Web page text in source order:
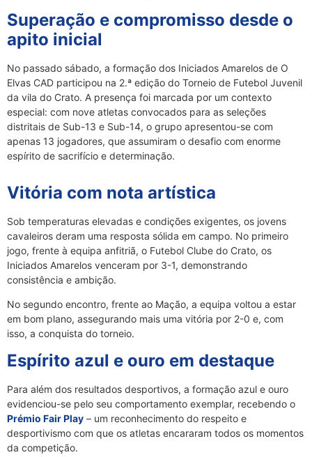
Superação e compromisso desde o
apito inicial
No passado sábado, a formação dos Iniciados Amarelos de O
Elvas CAD participou na 2.ª edição do Torneio de Futebol Juvenil
da vila do Crato. A presença foi marcada por um contexto
especial: com nove atletas convocados para as seleções
distritais de Sub-13 e Sub-14, o grupo apresentou-se com
apenas 13 jogadores, que assumiram o desafio com enorme
espírito de sacrifício e determinação.
Vitória com nota artística
Sob temperaturas elevadas e condições exigentes, os jovens
cavaleiros deram uma resposta sólida em campo. No primeiro
jogo, frente à equipa anfitriã, o Futebol Clube do Crato, os
Iniciados Amarelos venceram por 3-1, demonstrando
consistência e ambição.
No segundo encontro, frente ao Mação, a equipa voltou a estar
em bom plano, assegurando mais uma vitória por 2-0 e, com
isso, a conquista do torneio.
Espírito azul e ouro em destaque
Para além dos resultados desportivos, a formação azul e ouro
evidenciou-se pelo seu comportamento exemplar, recebendo o
Prémio Fair Play – um reconhecimento do respeito e
desportivismo com que os atletas encararam todos os momentos
da competição.